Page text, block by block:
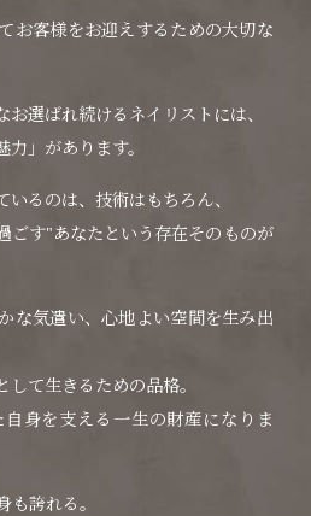
お客様をお迎えするための大切な
お選ばれ続けるネイリストには、
」があります。
いるのは、技術はもちろん、
ごす"あなたという存在そのものが
な気遣い、心地よい空間を生み出
て生きるための品格。
身を支える一生の財産になりま
も誇れる。